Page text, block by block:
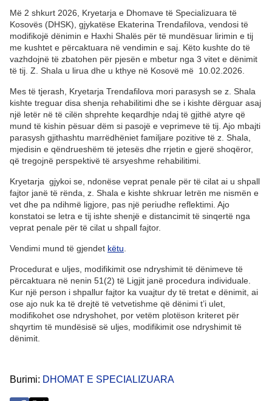
Më 2 shkurt 2026, Kryetarja e Dhomave të Specializuara të
Kosovës (DHSK), gjykatëse Ekaterina Trendafilova, vendosi të
modifikojë dënimin e Haxhi Shalës për të mundësuar lirimin e tij
me kushtet e përcaktuara në vendimin e saj. Këto kushte do të
vazhdojnë të zbatohen për pjesën e mbetur nga 3 vitet e dënimit
të tij. Z. Shala u lirua dhe u kthye në Kosovë më 10.02.2026.
Mes të tjerash, Kryetarja Trendafilova mori parasysh se z. Shala
kishte treguar disa shenja rehabilitimi dhe se i kishte dërguar asaj
një letër në të cilën shprehte keqardhje ndaj të gjithë atyre që
mund të kishin pësuar dëm si pasojë e veprimeve të tij. Ajo mbajti
parasysh gjithashtu marrëdhëniet familjare pozitive të z. Shala,
mjedisin e qëndrueshëm të jetesës dhe rrjetin e gjerë shoqëror,
që tregojnë perspektivë të arsyeshme rehabilitimi.
Kryetarja gjykoi se, ndonëse veprat penale për të cilat ai u shpall
fajtor janë të rënda, z. Shala e kishte shkruar letrën me nismën e
vet dhe pa ndihmë ligjore, pas një periudhe reflektimi. Ajo
konstatoi se letra e tij ishte shenjë e distancimit të sinqertë nga
veprat penale për të cilat u shpall fajtor.
Vendimi mund të gjendet këtu
Procedurat e uljes, modifikimit ose ndryshimit të dënimeve të
përcaktuara në nenin 51(2) të Ligjit janë procedura individuale.
Kur një person i shpallur fajtor ka vuajtur dy të tretat e dënimit, ai
ose ajo nuk ka të drejtë të vetvetishme që dënimi t’i ulet,
modifikohet ose ndryshohet, por vetëm plotëson kriteret për
shqyrtim të mundësisë së uljes, modifikimit ose ndryshimit të
dënimit.
Burimi DHOMAT E SPECIALIZUARA